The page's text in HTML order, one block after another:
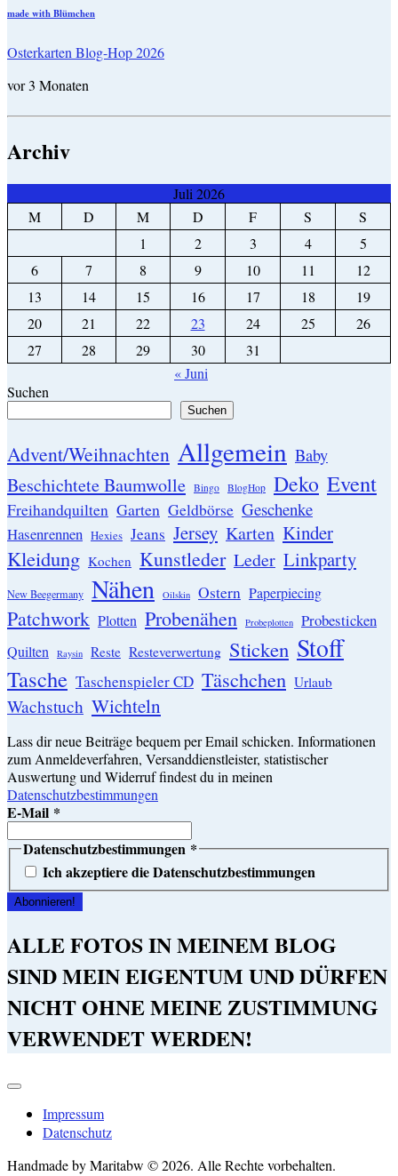
made with Blümchen
Osterkarten Blog-Hop 2026
vor 3 Monaten
Archiv
Juli 2026
M
D M D F S
S
1
2 3 4
5
6
7 8 9 10 11
12
13
14 15 16 17 18
19
20
21 22 23 24 25
26
27
28 29 30
31
« Juni
Suchen
Suchen
Advent/Weihnachten Allgemein Baby
Beschichtete Baumwolle Bingo BlogHop Deko Event
Freihandquilten Garten Geldbörse Geschenke
Hasenrennen Hexies Jeans Jersey Karten Kinder
Kleidung Kochen Kunstleder Leder Linkparty
New Beegermany Nähen Oilskin Ostern Paperpiecing
Patchwork Plotten Probenähen Probeplotten Probesticken
Quilten Raysin Reste Resteverwertung Sticken Stoff
Tasche Taschenspieler CD Täschchen Urlaub
Wachstuch Wichteln
Lass dir neue Beiträge bequem per Email schicken. Informationen
zum Anmeldeverfahren, Versanddienstleister, statistischer
Auswertung und Widerruf findest du in meinen
Datenschutzbestimmungen
E-Mail *
Datenschutzbestimmungen *
Ich akzeptiere die Datenschutzbestimmungen
ALLE FOTOS IN MEINEM BLOG
SIND MEIN EIGENTUM UND DÜRFEN
NICHT OHNE MEINE ZUSTIMMUNG
VERWENDET WERDEN!
Impressum
Datenschutz
Handmade by Maritabw © 2026. Alle Rechte vorbehalten.